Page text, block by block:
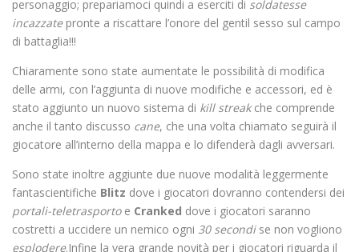
personaggio; prepariamoci quindi a eserciti di soldatesse
incazzatepronte a riscattare l’onore del gentil sesso sul campo
di battaglia!!!
Chiaramente sono state aumentate le possibilità di modifica
delle armi, con l’aggiunta di nuove modifiche e accessori, ed è
stato aggiunto un nuovo sistema di kill streakche comprende
anche il tanto discusso cane, che una volta chiamato seguirà il
giocatore all’interno della mappa e lo difenderà dagli avversari.
Sono state inoltre aggiunte due nuove modalità leggermente
fantascientifiche Blitz dove i giocatori dovranno contendersi dei
portali-teletrasportoe Cranked dove i giocatori saranno
costretti a uccidere un nemico ogni 30 secondise non vogliono
esplodere.Infine la vera grande novità per i giocatori riguarda il